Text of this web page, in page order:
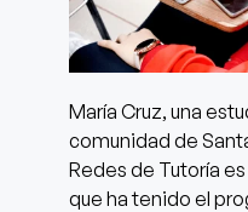
María Cruz, una
comunidad de
Redes de Tutoría
que ha tenido el